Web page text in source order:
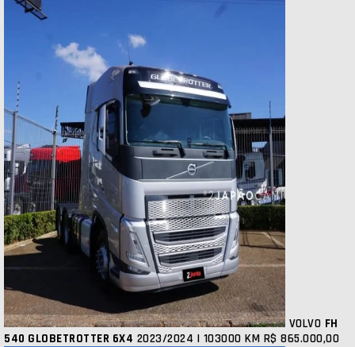
VOLVO FH
540 GLOBETROTTER 6X4 2023/2024 | 103000 KM R$ 865.000,00